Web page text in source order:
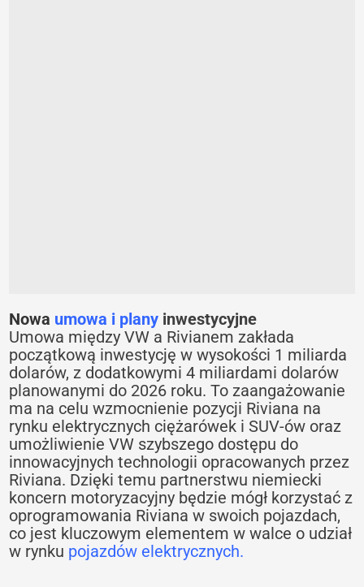
Nowa umowa i plany inwestycyjne
Umowa między VW a Rivianem zakłada
początkową inwestycję w wysokości 1 miliarda
dolarów, z dodatkowymi 4 miliardami dolarów
planowanymi do 2026 roku. To zaangażowanie
ma na celu wzmocnienie pozycji Riviana na
rynku elektrycznych ciężarówek i SUV-ów oraz
umożliwienie VW szybszego dostępu do
innowacyjnych technologii opracowanych przez
Riviana. Dzięki temu partnerstwu niemiecki
koncern motoryzacyjny będzie mógł korzystać z
oprogramowania Riviana w swoich pojazdach,
co jest kluczowym elementem w walce o udział
w rynku pojazdów elektrycznych.